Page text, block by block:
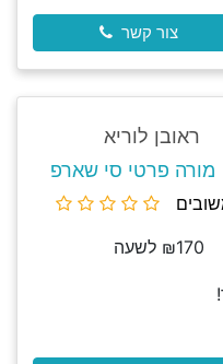
צור קשר
ראובן לוריא
מורה פרטי סי שארפ
₪170 לשעה